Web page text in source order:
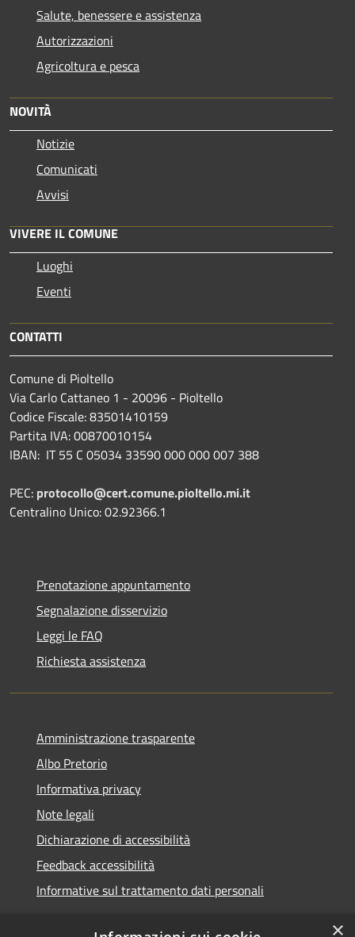
Salute, benessere e assistenza
Autorizzazioni
Agricoltura e pesca
NOVITÀ
Notizie
Comunicati
Avvisi
VIVERE IL COMUNE
Luoghi
Eventi
CONTATTI
Comune di Pioltello
Via Carlo Cattaneo 1 - 20096 - Pioltello
Codice Fiscale: 83501410159
Partita IVA: 00870010154
IBAN: IT 55 C 05034 33590 000 000 007 388
PEC: protocollo@cert.comune.pioltello.mi.it
Centralino Unico: 02.92366.1
Prenotazione appuntamento
Segnalazione disservizio
Leggi le FAQ
Richiesta assistenza
Amministrazione trasparente
Albo Pretorio
Informativa privacy
Note legali
Dichiarazione di accessibilità
Feedback accessibilità
Informative sul trattamento dati personali
×